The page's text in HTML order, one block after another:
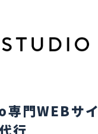
門WEBサイ
行